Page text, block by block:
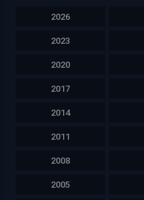
2026
2023
2020
2017
2014
2011
2008
2005